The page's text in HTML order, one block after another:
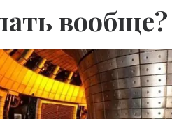
вообще?